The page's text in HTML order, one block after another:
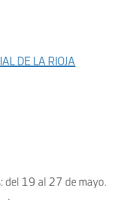
DE LA RIOJA
del 19 al 27 de mayo.